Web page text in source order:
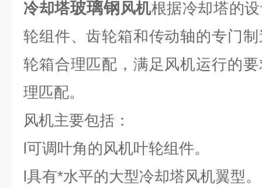
冷却塔玻璃钢 风机根据冷却塔的
轮组件、齿轮箱和传动轴的专门
轮箱合理匹配，满足风机运行的
理匹配。
风机主要包括：
l可调叶角的风机叶轮组件。
l具有*水平的大型冷却塔风机翼型。